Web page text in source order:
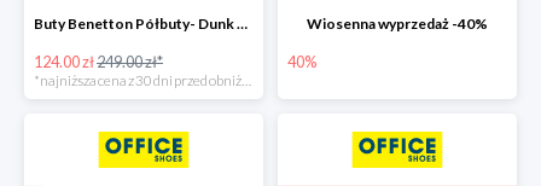
Buty Benetton Półbuty- Dunk Mx
124.00 zł249.00 zł*
Wiosenna wyprzedaż -40%
40%